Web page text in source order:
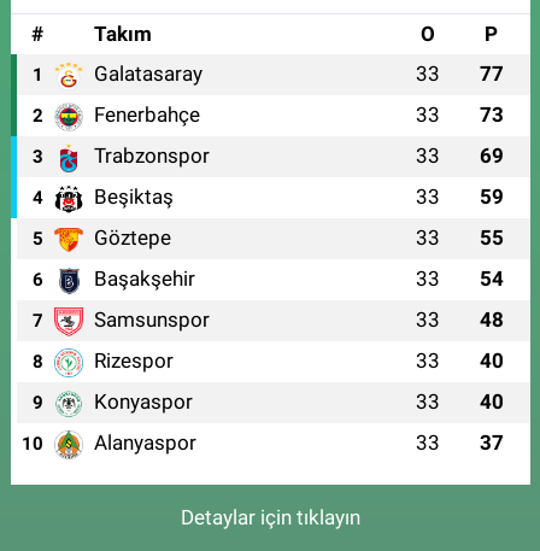
#
Takım O P
1 Galatasaray 33 77
2 Fenerbahçe 33 73
3 Trabzonspor 33 69
4 Beşiktaş 33 59
5 Göztepe 33 55
6 Başakşehir 33 54
7 Samsunspor 33 48
8 Rizespor 33 40
9 Konyaspor 33 40
10 Alanyaspor 33 37
Detaylar için tıklayın